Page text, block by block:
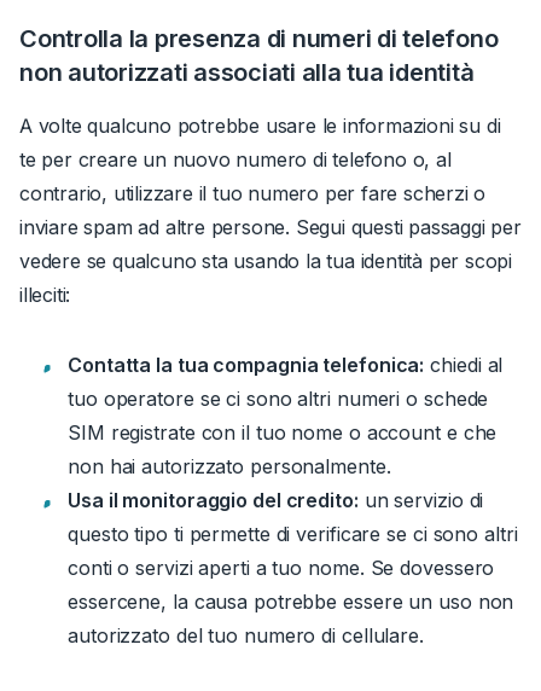
Controlla la presenza di numeri di telefono
non autorizzati associati alla tua identità
A volte qualcuno potrebbe usare le informazioni su di
te per creare un nuovo numero di telefono o, al
contrario, utilizzare il tuo numero per fare scherzi o
inviare spam ad altre persone. Segui questi passaggi per
vedere se qualcuno sta usando la tua identità per scopi
illeciti:
Contatta la tua compagnia telefonica: chiedi al
tuo operatore se ci sono altri numeri o schede
SIM registrate con il tuo nome o account e che
non hai autorizzato personalmente.
Usa il monitoraggio del credito: un servizio di
questo tipo ti permette di verificare se ci sono altri
conti o servizi aperti a tuo nome. Se dovessero
essercene, la causa potrebbe essere un uso non
autorizzato del tuo numero di cellulare.